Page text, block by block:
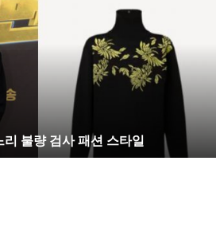
불량 검사 패션 스타일